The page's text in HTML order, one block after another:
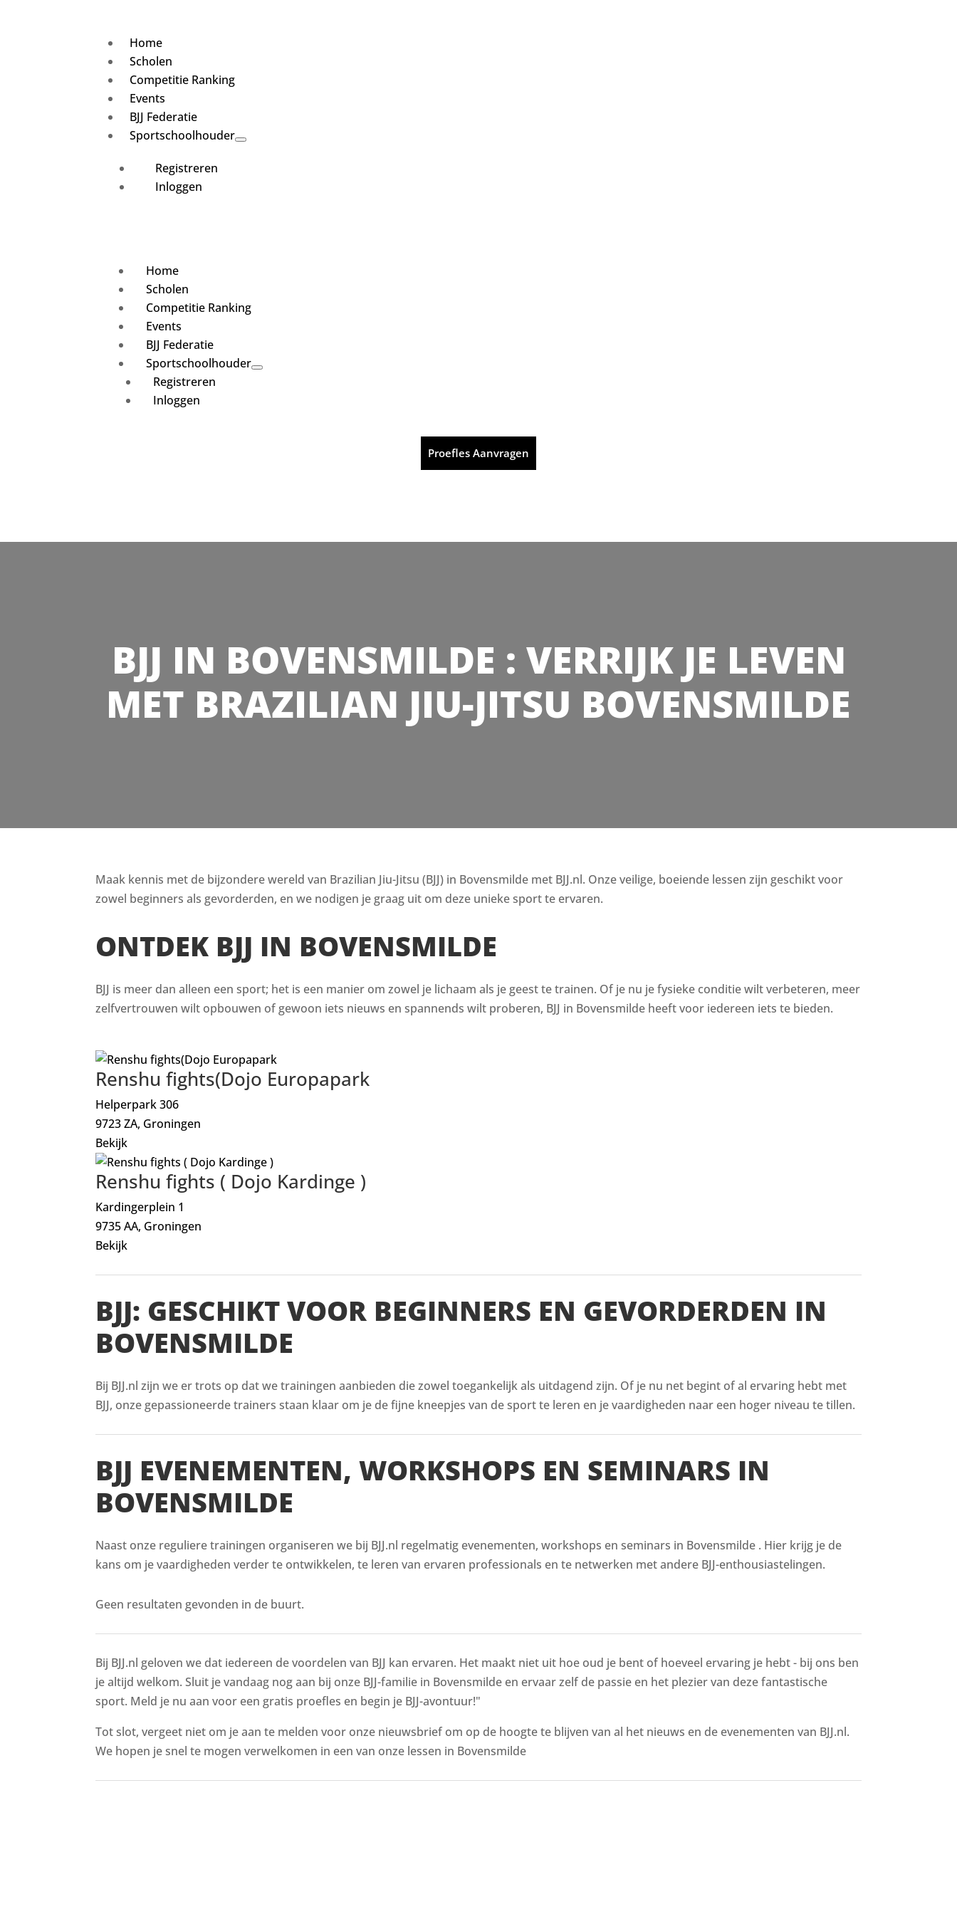
Home
Scholen
Competitie Ranking
Events
BJJ Federatie
Sportschoolhouder
Registreren
Inloggen
Home
Scholen
Competitie Ranking
Events
BJJ Federatie
Sportschoolhouder
Registreren
Inloggen
Proefles Aanvragen
BJJ IN BOVENSMILDE : VERRIJK JE LEVEN
MET BRAZILIAN JIU-JITSU BOVENSMILDE
Maak kennis met de bijzondere wereld van Brazilian Jiu-Jitsu (BJJ) in Bovensmilde met BJJ.nl. Onze veilige, boeiende lessen zijn geschikt voor
zowel beginners als gevorderden, en we nodigen je graag uit om deze unieke sport te ervaren.
ONTDEK BJJ IN BOVENSMILDE
BJJ is meer dan alleen een sport; het is een manier om zowel je lichaam als je geest te trainen. Of je nu je fysieke conditie wilt verbeteren, meer
zelfvertrouwen wilt opbouwen of gewoon iets nieuws en spannends wilt proberen, BJJ in Bovensmilde heeft voor iedereen iets te bieden.
Renshu fights(Dojo Europapark
Helperpark 306
9723 ZA, Groningen
Bekijk
Renshu fights ( Dojo Kardinge )
Kardingerplein 1
9735 AA, Groningen
Bekijk
BJJ: GESCHIKT VOOR BEGINNERS EN GEVORDERDEN IN
BOVENSMILDE
Bij BJJ.nl zijn we er trots op dat we trainingen aanbieden die zowel toegankelijk als uitdagend zijn. Of je nu net begint of al ervaring hebt met
BJJ, onze gepassioneerde trainers staan klaar om je de fijne kneepjes van de sport te leren en je vaardigheden naar een hoger niveau te tillen.
BJJ EVENEMENTEN, WORKSHOPS EN SEMINARS IN
BOVENSMILDE
Naast onze reguliere trainingen organiseren we bij BJJ.nl regelmatig evenementen, workshops en seminars in Bovensmilde . Hier krijg je de
kans om je vaardigheden verder te ontwikkelen, te leren van ervaren professionals en te netwerken met andere BJJ-enthousiastelingen.
Geen resultaten gevonden in de buurt.
Bij BJJ.nl geloven we dat iedereen de voordelen van BJJ kan ervaren. Het maakt niet uit hoe oud je bent of hoeveel ervaring je hebt - bij ons ben
je altijd welkom. Sluit je vandaag nog aan bij onze BJJ-familie in Bovensmilde en ervaar zelf de passie en het plezier van deze fantastische
sport. Meld je nu aan voor een gratis proefles en begin je BJJ-avontuur!"
Tot slot, vergeet niet om je aan te melden voor onze nieuwsbrief om op de hoogte te blijven van al het nieuws en de evenementen van BJJ.nl.
We hopen je snel te mogen verwelkomen in een van onze lessen in Bovensmilde